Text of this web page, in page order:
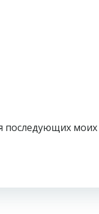
последующих